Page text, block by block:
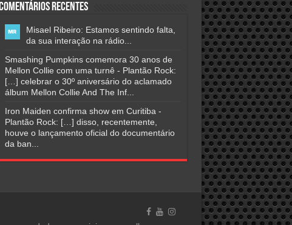
Recentes
Misael Ribeiro: Estamos sentindo falta,
da sua interação na rádio...
Smashing Pumpkins comemora 30 anos de
Mellon Collie com uma turnê - Plantão Rock:
[…] celebrar o 30º aniversário do aclamado
álbum Mellon Collie And The Inf...
Iron Maiden confirma show em Curitiba -
Plantão Rock: […] disso, recentemente,
houve o lançamento oficial do documentário
da ban...